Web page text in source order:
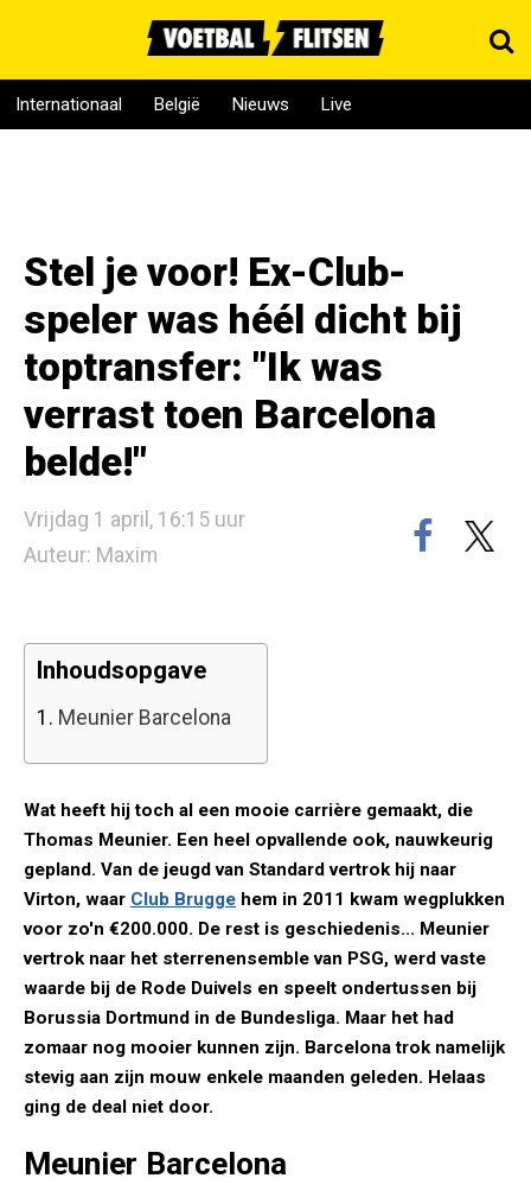
Internationaal België Nieuws Live
Stel je voor! Ex-Club-
speler was héél dicht bij
toptransfer: "Ik was
verrast toen Barcelona
belde!"
Vrijdag 1 april, 16:15 uur
Auteur: Maxim
Inhoudsopgave
1. Meunier Barcelona
Wat heeft hij toch al een mooie carrière gemaakt, die
Thomas Meunier. Een heel opvallende ook, nauwkeurig
gepland. Van de jeugd van Standard vertrok hij naar
Virton, waar Club Brugge hem in 2011 kwam wegplukken
voor zo'n €200.000. De rest is geschiedenis... Meunier
vertrok naar het sterrenensemble van PSG, werd vaste
waarde bij de Rode Duivels en speelt ondertussen bij
Borussia Dortmund in de Bundesliga. Maar het had
zomaar nog mooier kunnen zijn. Barcelona trok namelijk
stevig aan zijn mouw enkele maanden geleden. Helaas
ging de deal niet door.
Meunier Barcelona